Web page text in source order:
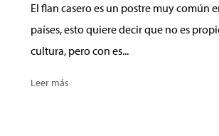
El flan casero es un postre muy común
países, esto quiere decir que no es
cultura, pero con es...
Leer más